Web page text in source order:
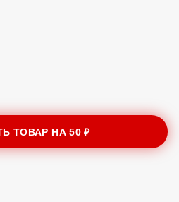
ТОВАР НА50 ₽